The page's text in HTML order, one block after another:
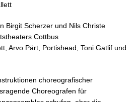
Birgit Scherzer und Nils Christe
Cottbus
Arvo Pärt, Portishead, Toni Gatlif und
choreografischer
Choreografen für